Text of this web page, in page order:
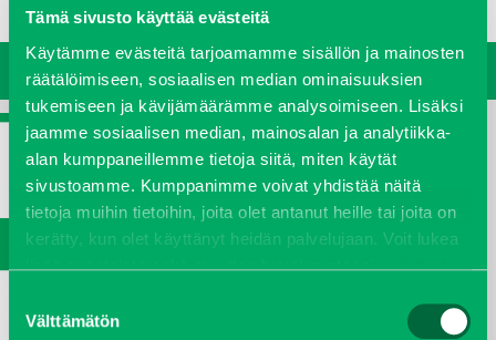
Tämä sivusto käyttää evästeitä
Käytämme evästeitä tarjoamamme sisällön ja mainosten
räätälöimiseen, sosiaalisen median ominaisuuksien
tukemiseen ja kävijämäärämme analysoimiseen. Lisäksi
jaamme sosiaalisen median, mainosalan ja analytiikka-
alan kumppaneillemme tietoja siitä, miten käytät
sivustoamme. Kumppanimme voivat yhdistää näitä
tietoja muihin tietoihin, joita olet antanut heille tai joita on
kerätty, kun olet käyttänyt heidän palvelujaan. Voit lukea
lisää evästeistä sekä muuttaa hyväksyntääsievästeet
valinta
Välttämätön
Ota yhteyttä
Vastuullisuus